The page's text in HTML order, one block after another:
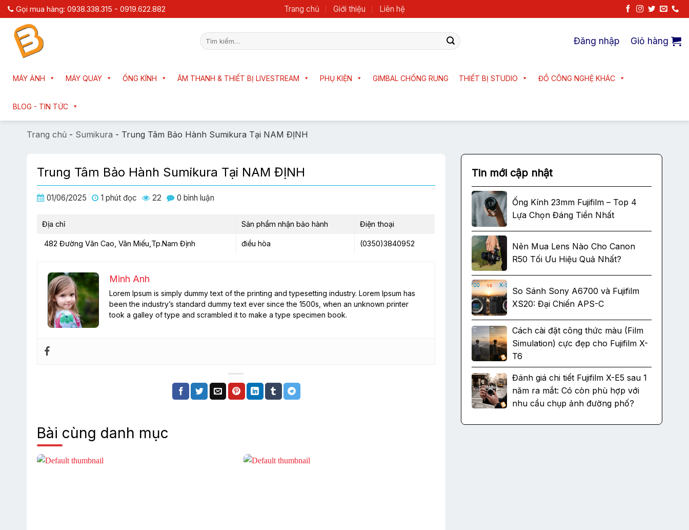
Chuyển
đến
dung
Gọi mua hàng: 0938.338.315 - 0919.622.882 Trang chủ Giới thiệu Liên hệ
Tìm
kiếm:
Đăng nhập Giỏ hàng
MÁY ẢNH MÁY QUAY ỐNG KÍNH ÂM THANH & THIẾT BỊ LIVESTREAM PHỤ KIỆN GIMBAL CHỐNG RUNG THIẾT BỊ STUDIO ĐỒ CÔNG NGHỆ KHÁC
BLOG - TIN TỨC
Trang chủ - Sumikura - Trung Tâm Bảo Hành Sumikura Tại NAM ĐỊNH
Trung Tâm Bảo Hành Sumikura Tại NAM ĐỊNH
01/06/2025 1 phút đọc 22 0 bình luận
Địa chỉ Sản phẩm nhận bảo hành Điện thoại
482 Đường Văn Cao, Vãn Miếu,Tp.Nam Định điều hòa (0350)3840952
Minh Anh
Lorem Ipsum is simply dummy text of the printing and typesetting industry. Lorem Ipsum has
been the industry’s standard dummy text ever since the 1500s, when an unknown printer
took a galley of type and scrambled it to make a type specimen book.
Bài cùng danh mục
Tin mới cập nhật
Ống Kính 23mm Fujifilm – Top 4
Lựa Chọn Đáng Tiền Nhất
Nên Mua Lens Nào Cho Canon
R50 Tối Ưu Hiệu Quả Nhất?
So Sánh Sony A6700 và Fujifilm
XS20: Đại Chiến APS-C
Cách cài đặt công thức màu (Film
Simulation) cực đẹp cho Fujifilm X-
T6
Đánh giá chi tiết Fujifilm X-E5 sau 1
năm ra mắt: Có còn phù hợp với
nhu cầu chụp ảnh đường phố?